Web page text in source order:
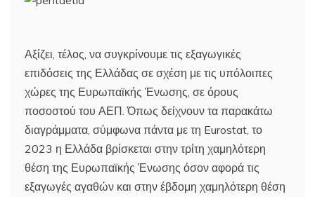
Αξίζει, τέλος, να συγκρίνουμε τις εξαγωγικές
επιδόσεις της Ελλάδας σε σχέση με τις υπόλοιπες
χώρες της Ευρωπαϊκής Ένωσης, σε όρους
ποσοστού του ΑΕΠ. Όπως δείχνουν τα παρακάτω
διαγράμματα, σύμφωνα πάντα με τη Eurostat, το
2023 η Ελλάδα βρίσκεται στην τρίτη χαμηλότερη
θέση της Ευρωπαϊκής Ένωσης όσον αφορά τις
εξαγωγές αγαθών και στην έβδομη χαμηλότερη θέση